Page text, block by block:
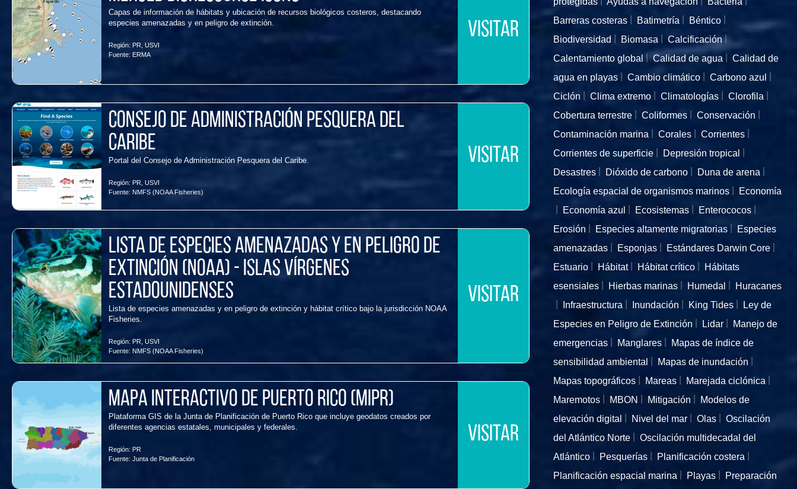
Capas de información de hábitats y ubicación de recursos biológicos costeros, destacando
especies amenazadas y en peligro de extinción.
Región: PR USVI
Fuente: ERMA
VISITAR
Consejo de Administración Pesquera del
Caribe
Portal del Consejo de Administración Pesquera del Caribe.
Región: PR USVI
Fuente: NMFS (NOAA Fisheries)
VISITAR
Lista de especies amenazadas y en peligro de
extinción (NOAA) - Islas Vírgenes
Estadounidenses
Lista de especies amenazadas y en peligro de extinción y hábitat crítico bajo la jurisdicción NOAA
Fisheries.
Región: PR USVI
Fuente: NMFS (NOAA Fisheries)
VISITAR
Mapa Interactivo de Puerto Rico (MIPR)
Plataforma GIS de la Junta de Planificación de Puerto Rico que incluye geodatos creados por
diferentes agencias estatales, municipales y federales.
Región: PR
Fuente: Junta de Planificación
VISITAR
Barreras costeras
Batimetría
Béntico
Biodiversidad
Biomasa
Calcificación
Calentamiento global
Calidad de agua
Calidad de
agua en playas
Cambio climático
Carbono azul
Ciclón
Clima extremo Climatologías
Clorofila
Cobertura terrestre
Coliformes
Conservación
Contaminación marina
Corales
Corrientes
Corrientes de superficie
Depresión tropical
Desastres
Dióxido de carbono
Duna de arena
Ecología espacial de organismos marinos
Economía
Economía azul
Ecosistemas
Enterococos
Erosión
Especies altamente migratorias
Especies
amenazadas
Esponjas
Estándares Darwin Core
Estuario
Hábitat Hábitat crítico
Hábitats
esensiales
Hierbas marinas Humedal
Huracanes
Infraestructura
Inundación King Tides
Ley de
Especies en Peligro de Extinción
Lidar
Manejo de
emergencias
Manglares
Mapas de índice de
sensibilidad ambiental
Mapas de inundación
Mapas topográficos
Mareas
Marejada ciclónica
Maremotos
MBON Mitigación
Modelos de
elevación digital
Nivel del mar Olas
Oscilación
del Atlántico Norte
Oscilación multidecadal del
Atlántico
Pesquerías
Planificación costera
Planificación espacial marina
Playas
Preparación